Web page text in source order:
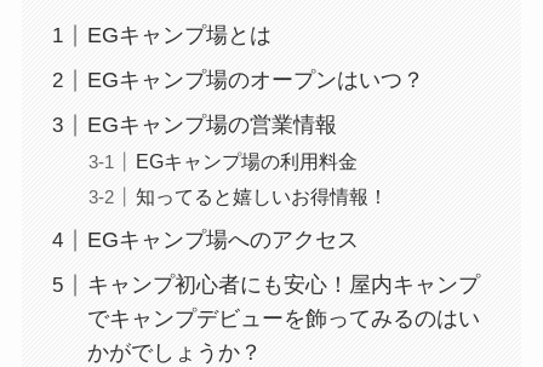
EGキャンプ場とは
EGキャンプ場のオープンはいつ？
EGキャンプ場の営業情報
EGキャンプ場の利用料金
知ってると嬉しいお得情報！
EGキャンプ場へのアクセス
キャンプ初心者にも安心！屋内キャンプ
でキャンプデビューを飾ってみるのはい
かがでしょうか？